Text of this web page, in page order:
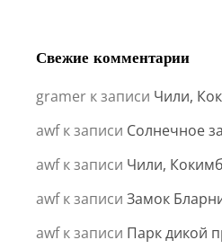
Свежие комментарии
gramer к записи Чили,
awfк записи Солнечное
awfк записи Чили,
awfк записи Замок
awfк записи Парк дикой